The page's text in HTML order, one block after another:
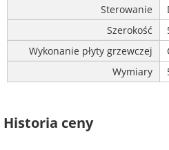
Sterowanie
Szerokość
Wykonanie płyty grzewczej
Wymiary
Historia ceny